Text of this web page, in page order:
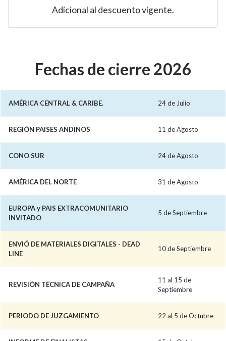
Adicional al descuento vigente.
Fechas de cierre 2026
AMÉRICA CENTRAL & CARIBE. 24 de Julio
REGIÓN PAISES ANDINOS 11 de Agosto
CONO SUR 24 de Agosto
AMÉRICA DEL NORTE 31 de Agosto
EUROPA y PAIS EXTRACOMUNITARIO
INVITADO
5 de Septiembre
ENVIÓ DE MATERIALES DIGITALES - DEAD
LINE
10 de Septiembre
REVISIÓN TÉCNICA DE CAMPAÑA
11 al 15 de
Septiembre
PERIODO DE JUZGAMIENTO 22 al 5 de Octubre